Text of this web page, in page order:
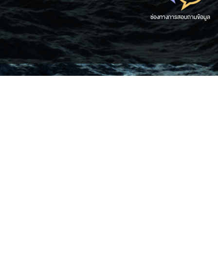
ช่องทางการสอบถามข้อมูล